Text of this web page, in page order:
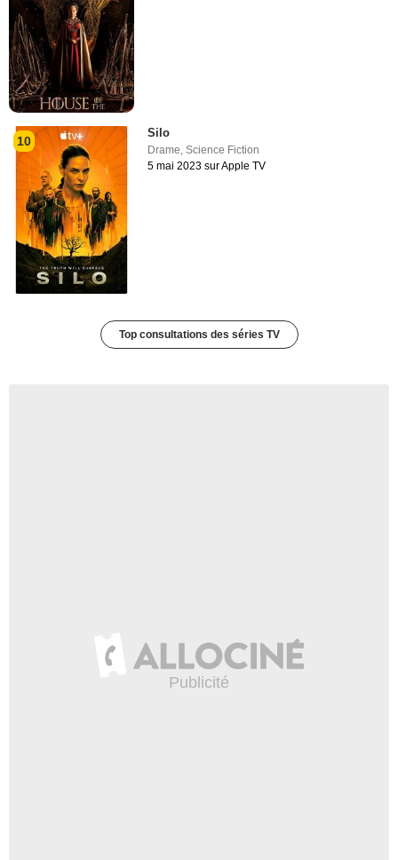
10
Silo
Drame,Science Fiction
5 mai 2023 sur Apple TV
Top consultations des séries TV